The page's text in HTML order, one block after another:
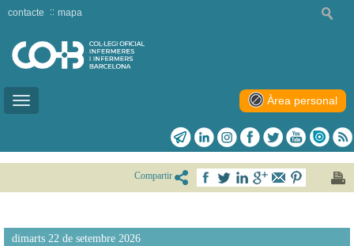
Toggle
contacte mapa
Àrea personal
Compartir
dimarts 22 de setembre 2026